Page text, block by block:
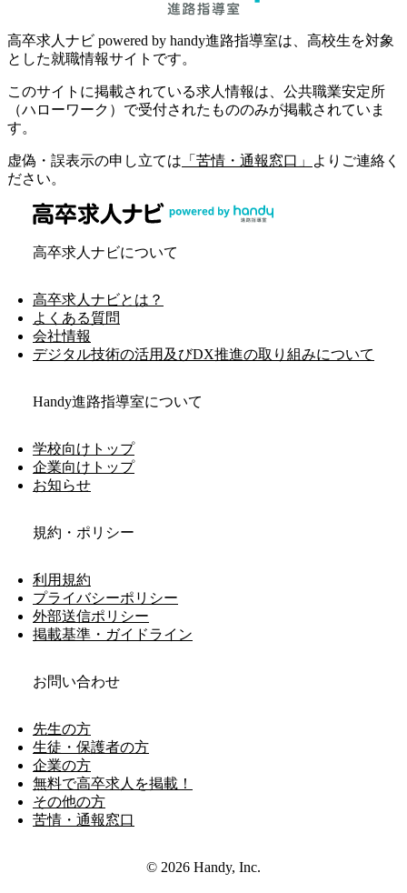
高卒求人ナビ powered by handy進路指導室は、高校生を対象
とした就職情報サイトです。
このサイトに掲載されている求人情報は、公共職業安定所
（ハローワーク）で受付されたもののみが掲載されていま
す。
虚偽・誤表示の申し立ては 「苦情・通報窓口」
よりご連絡く
ださい。
高卒求人ナビについて
高卒求人ナビとは？
よくある質問
会社情報
デジタル技術の活用及びDX推進の取り組みについて
Handy進路指導室について
学校向けトップ
企業向けトップ
お知らせ
規約・ポリシー
利用規約
プライバシーポリシー
外部送信ポリシー
掲載基準・ガイドライン
お問い合わせ
先生の方
生徒・保護者の方
企業の方
無料で高卒求人を掲載！
その他の方
苦情・通報窓口
© 2026 Handy, Inc.